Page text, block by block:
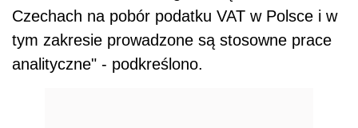
Czechach na pobór podatku VAT w Polsce i w
tym zakresie prowadzone są stosowne prace
analityczne" - podkreślono.